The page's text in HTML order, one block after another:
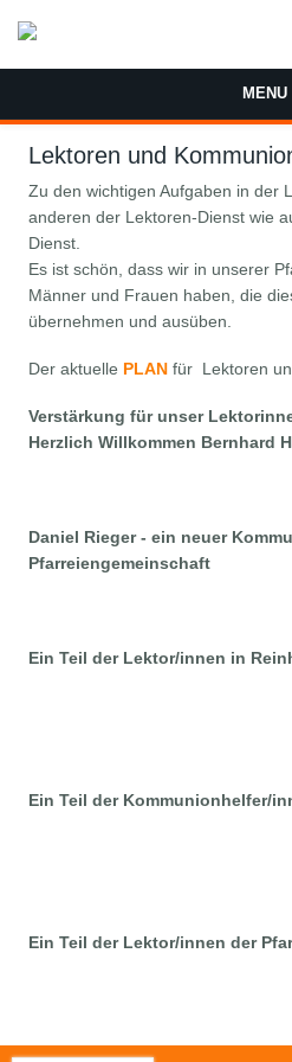
MENU
Lektoren und
Zu den wichtigen Aufgaben in der
anderen der Lektoren-Dienst wie
Dienst.
Es ist schön, dass wir in unserer
Männer und Frauen haben, die
übernehmen und ausüben.
Der aktuelle PLAN für Lektoren
Verstärkung für unser
Herzlich Willkommen Bernhard
Daniel Rieger - ein neuer
Pfarreiengemeinschaft
Ein Teil der Lektor/innen in
Ein Teil der Kommunionhelfer/
Ein Teil der Lektor/innen der